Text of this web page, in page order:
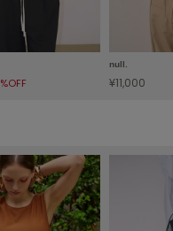
null.
¥11,000